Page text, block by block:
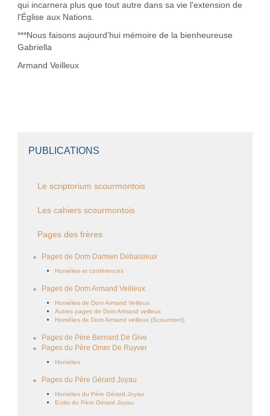
qui incarnera plus que tout autre dans sa vie l'extension de
l'Église aux Nations.
***Nous faisons aujourd’hui mémoire de la bienheureuse
Gabriella
Armand Veilleux
PUBLICATIONS
Le scriptorium scourmontois
Les cahiers scourmontois
Pages des frères
Pages de Dom Damien Debaisieux
Homélies et conférences
Pages de Dom Armand Veilleux
Homélies de Dom Armand Veilleux
Autres pages de Dom Armand veilleux
Homélies de Dom Armand veilleux (Scourmont)
Pages de Père Bernard De Give
Pages du Père Omer De Ruyver
Homélies
Pages du Père Gérard Joyau
Homélies du Père Gérard Joyau
Ecrits du Père Gérard Joyau